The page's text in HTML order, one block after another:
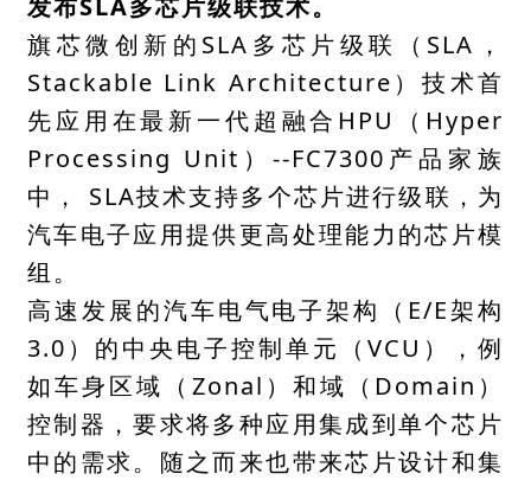
发布SLA多芯片级联技术。
旗芯微创新的SLA多芯片级联（SLA，
Stackable Link Architecture）技术首
先应用在最新一代超融合HPU（Hyper
Processing Unit）--FC7300产品家族
中， SLA技术支持多个芯片进行级联，为
汽车电子应用提供更高处理能力的芯片模
组。
高速发展的汽车电气电子架构（E/E架构
3.0）的中央电子控制单元（VCU），例
如车身区域（Zonal）和域（Domain）
控制器，要求将多种应用集成到单个芯片
中的需求。随之而来也带来芯片设计和集